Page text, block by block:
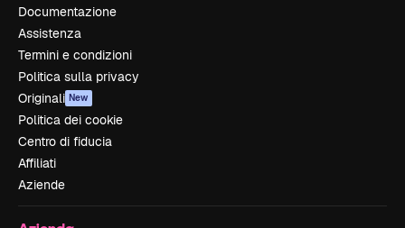
Documentazione
Assistenza
Termini e condizioni
Politica sulla privacy
Originali New
Politica dei cookie
Centro di fiducia
Affiliati
Aziende